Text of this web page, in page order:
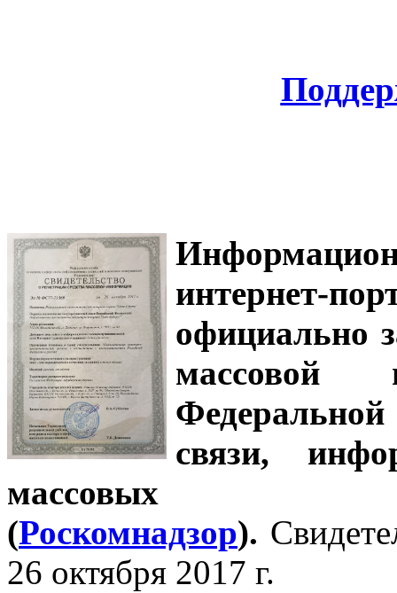
интернет-
официально
связи,
массовых
(Роскомнадзор).
26 октября 2017 г.